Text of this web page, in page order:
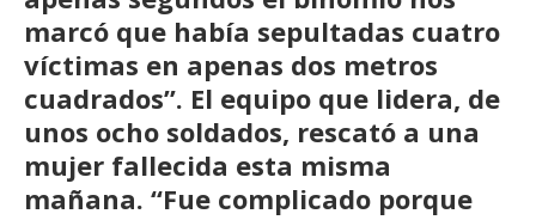
marcó que había sepultadas cuatro
víctimas en apenas dos metros
cuadrados”. El equipo que lidera, de
unos ocho soldados, rescató a una
mujer fallecida esta misma
mañana. “Fue complicado porque